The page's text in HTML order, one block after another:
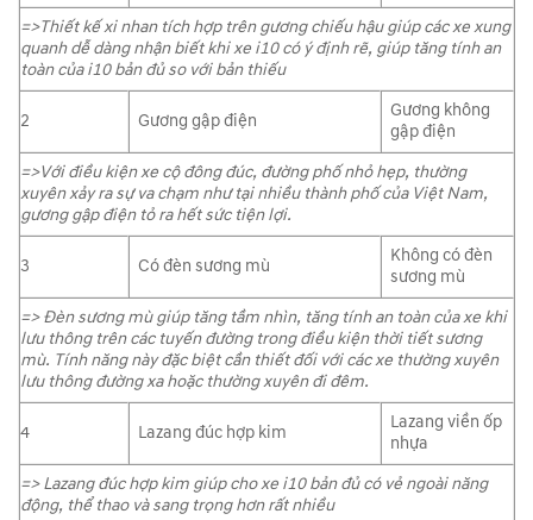
=>Thiết kế xi nhan tích hợp trên gương chiếu hậu giúp các xe xung
quanh dễ dàng nhận biết khi xe i10 có ý định rẽ, giúp tăng tính an
toàn của i10 bản đủ so với bản thiếu
2 Gương gập điện
Gương không
gập điện
=>Với điều kiện xe cộ đông đúc, đường phố nhỏ hẹp, thường
xuyên xảy ra sự va chạm như tại nhiều thành phố của Việt Nam,
gương gập điện tỏ ra hết sức tiện lợi.
3 Có đèn sương mù
Không có đèn
sương mù
=> Đèn sương mù giúp tăng tầm nhìn, tăng tính an toàn của xe khi
lưu thông trên các tuyến đường trong điều kiện thời tiết sương
mù. Tính năng này đặc biệt cần thiết đối với các xe thường xuyên
lưu thông đường xa hoặc thường xuyên đi đêm.
4 Lazang đúc hợp kim
Lazang viền ốp
nhựa
=> Lazang đúc hợp kim giúp cho xe i10 bản đủ có vẻ ngoài năng
động, thể thao và sang trọng hơn rất nhiều